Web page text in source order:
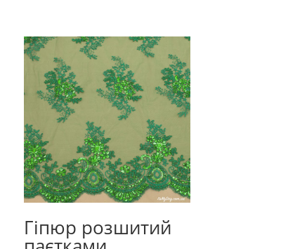
Гіпюр розшитий